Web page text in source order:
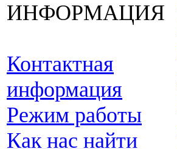
ИНФОРМАЦИЯ
Контактная
информация
Режим работы
Как нас найти